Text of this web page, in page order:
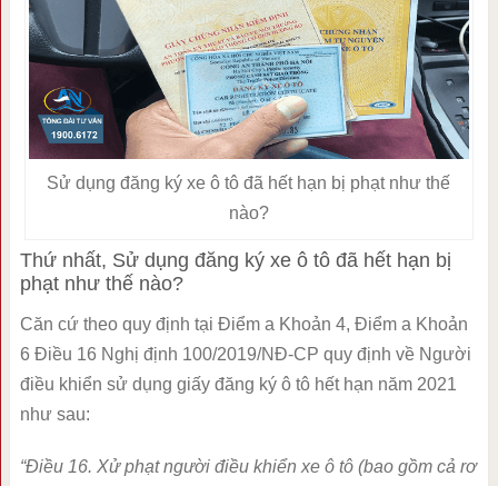
Sử dụng đăng ký xe ô tô đã hết hạn bị phạt như thế
nào?
Thứ nhất, Sử dụng đăng ký xe ô tô đã hết hạn bị
phạt như thế nào?
Căn cứ theo quy định tại Điểm a Khoản 4, Điểm a Khoản
6 Điều 16 Nghị định 100/2019/NĐ-CP quy định về Người
điều khiển sử dụng giấy đăng ký ô tô hết hạn năm 2021
như sau:
“Điều 16. Xử phạt người điều khiển xe ô tô (bao gồm cả rơ